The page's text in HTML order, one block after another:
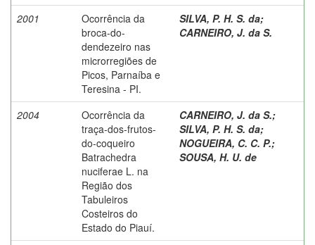
2001
Ocorrência da
broca-do-
dendezeiro nas
microrregiões de
Picos, Parnaíba e
Teresina - PI.
SILVA, P. H. S. da;
CARNEIRO, J. da S.
2004
Ocorrência da
traça-dos-frutos-
do-coqueiro
Batrachedra
nuciferae L. na
Região dos
Tabuleiros
Costeiros do
Estado do Piauí.
CARNEIRO, J. da S.;
SILVA, P. H. S. da;
NOGUEIRA, C. C. P.;
SOUSA, H. U. de